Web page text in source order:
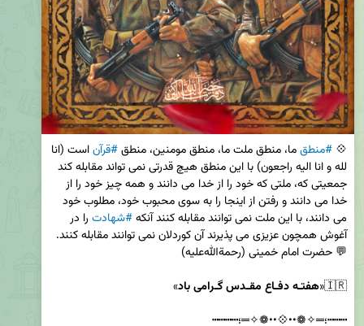
💠 #منطق ما، منطق ملت ما، منطق مومنین، منطق #قرآن
می دانند، با این ملت نمی توانند مقابله کنند آنکه #شهادت
🇮🇷« هفتـه دفـاع مقـدس گـرامی باد